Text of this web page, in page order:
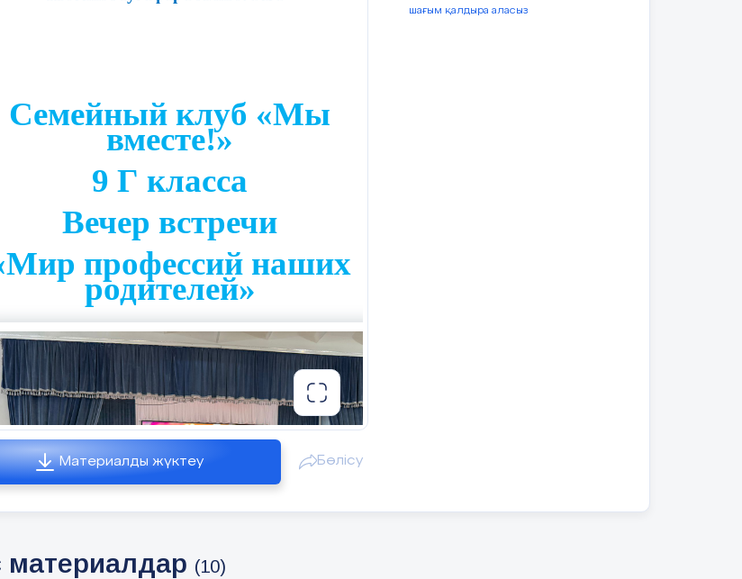
Семейный клуб «Мы
вместе!»
9 Г класса
Вечер встречи
профессий наших
родителей»
Материалды жүктеу Бөлісу
шағым қалдыра аласыз
материалдар (10)